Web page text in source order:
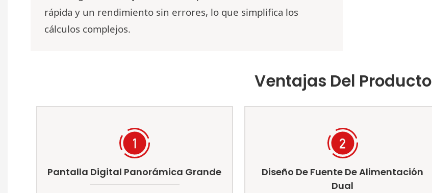
rápida y un rendimiento sin errores, lo que simplifica los
cálculos complejos.
Ventajas Del Producto
Pantalla Digital Panorámica Grande
Diseño De Fuente De Alimentación
Dual